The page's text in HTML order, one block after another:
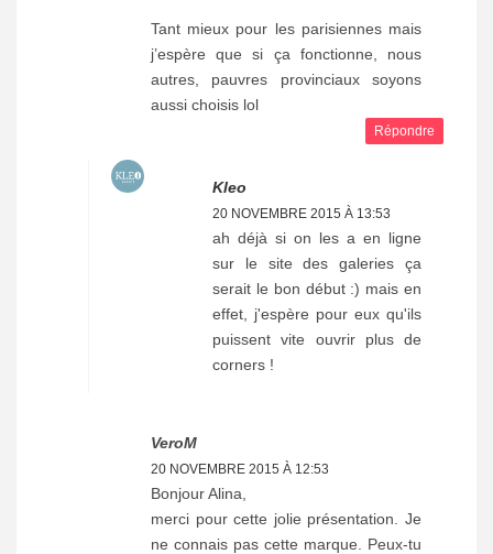
Tant mieux pour les parisiennes mais
j’espère que si ça fonctionne, nous
autres, pauvres provinciaux soyons
aussi choisis lol
Répondre
Kleo
20 NOVEMBRE 2015 À 13:53
ah déjà si on les a en ligne
sur le site des galeries ça
serait le bon début :) mais en
effet, j'espère pour eux qu'ils
puissent vite ouvrir plus de
corners !
VeroM
20 NOVEMBRE 2015 À 12:53
Bonjour Alina,
merci pour cette jolie présentation. Je
ne connais pas cette marque. Peux-tu